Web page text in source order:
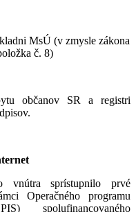
MsÚ (v zmysle zákona
č. 8)
občanov SR a registri
vnútra sprístupnilo prvé
Operačného programu
spolufinancovaného